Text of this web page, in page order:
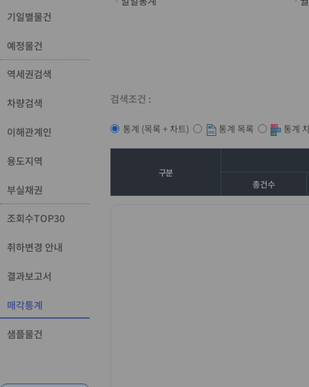
기일별물건
예정물건
역세권검색
차량검색
이해관계인
용도지역
부실채권
조회수TOP30
취하변경 안내
결과보고서
매각통계
샘플물건
검색조건 :
통계 (목록 + 차트) 통계 목록 통계
구분
총건수